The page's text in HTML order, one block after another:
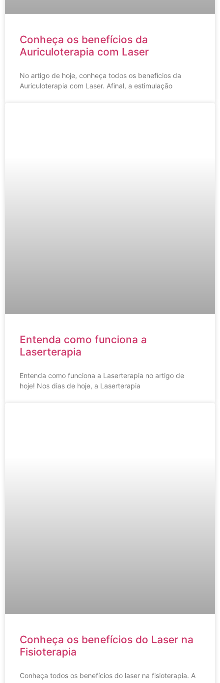
Conheça os benefícios da
Auriculoterapia com Laser
No artigo de hoje, conheça todos os benefícios da
Auriculoterapia com Laser. Afinal, a estimulação
Entenda como funciona a
Laserterapia
Entenda como funciona a Laserterapia no artigo de
hoje! Nos dias de hoje, a Laserterapia
Conheça os benefícios do Laser na
Fisioterapia
Conheça todos os benefícios do laser na fisioterapia. A